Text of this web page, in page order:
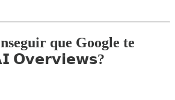
que Google te
𝗢𝘃𝗲𝗿𝘃𝗶𝗲𝘄𝘀?